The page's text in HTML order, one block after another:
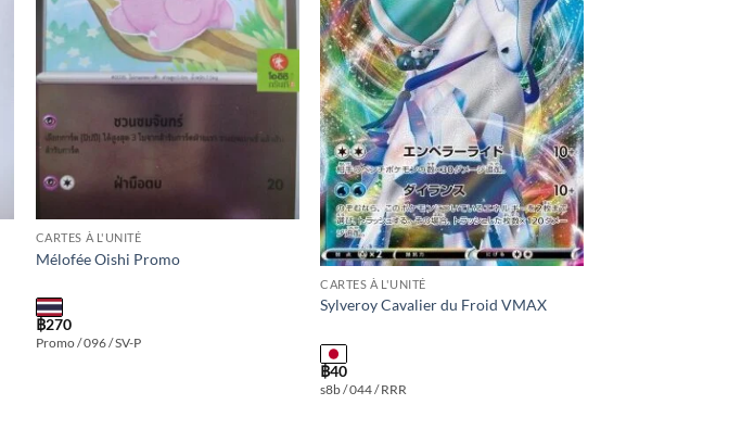
Add to
wishlist
CARTES À L'UNITÉ
Mélofée Oishi Promo
฿270
Promo / 096 / SV-P
Add to
wishlist
CARTES À L'UNITÉ
Sylveroy Cavalier du Froid VMAX
฿40
s8b / 044 / RRR